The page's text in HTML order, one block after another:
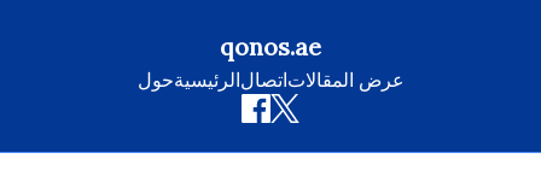
qonos.ae
حولالرئيسيةاتصالعرض المقالات